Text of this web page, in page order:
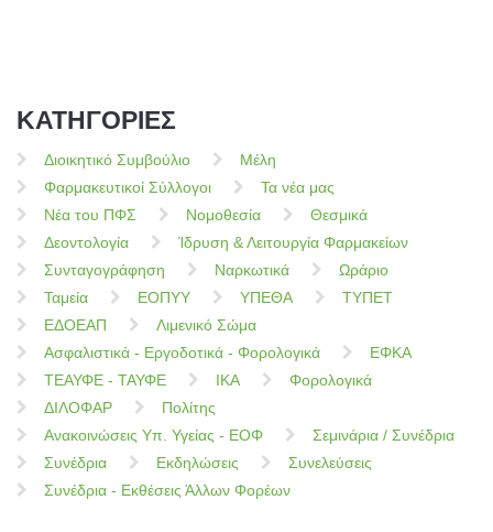
ΚΑΤΗΓΟΡΙΕΣ
Διοικητικό Συμβούλιο
Μέλη
Φαρμακευτικοί Σύλλογοι
Τα νέα μας
Νέα του ΠΦΣ
Νομοθεσία
Θεσμικά
Δεοντολογία
Ίδρυση & Λειτουργία Φαρμακείων
Συνταγογράφηση
Ναρκωτικά
Ωράριο
Ταμεία
ΕΟΠΥΥ ΥΠΕΘΑ
ΤΥΠΕΤ
ΕΔΟΕΑΠ
Λιμενικό Σώμα
Ασφαλιστικά - Εργοδοτικά - Φορολογικά
ΕΦΚΑ
ΤΕΑΥΦΕ - ΤΑΥΦΕ
ΙΚΑ
Φορολογικά
ΔΙΛΟΦΑΡ
Πολίτης
Ανακοινώσεις Υπ. Υγείας - ΕΟΦ
Σεμινάρια / Συνέδρια
Συνέδρια
Εκδηλώσεις
Συνελεύσεις
Συνέδρια - Εκθέσεις Άλλων Φορέων